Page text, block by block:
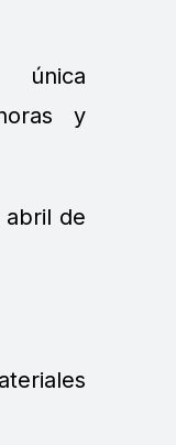
y
abril de